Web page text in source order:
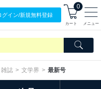
グイン/新規無料登録
0
カート メニュー
誌 文学界 最新号